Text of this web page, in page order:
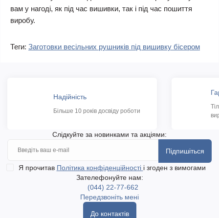
вам у нагоді, як під час вишивки, так і під час пошиття
виробу.
Теги: Заготовки весільних рушників під вишивку бісером
Надійність
Більше 10 років досвіду роботи
Слідкуйте за новинками та акціями:
Підпишіться
Я прочитав Політика конфіденційності і згоден з вимогами
Зателефонуйте нам:
(044) 22-77-662
Передзвоніть мені
До контактів